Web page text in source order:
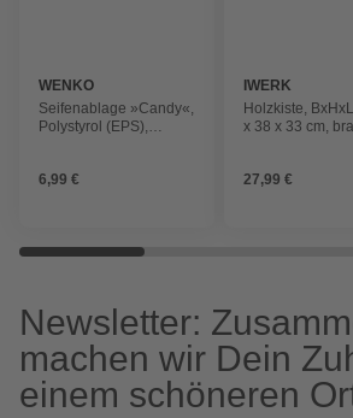
WENKO
Seifenablage »Candy«,
Polystyrol (EPS),
6,99 €
IWERK
Holzkiste,
x 38 x 33 cm,
27,99 €
Newsletter:
machen wir Dein
einem schöneren